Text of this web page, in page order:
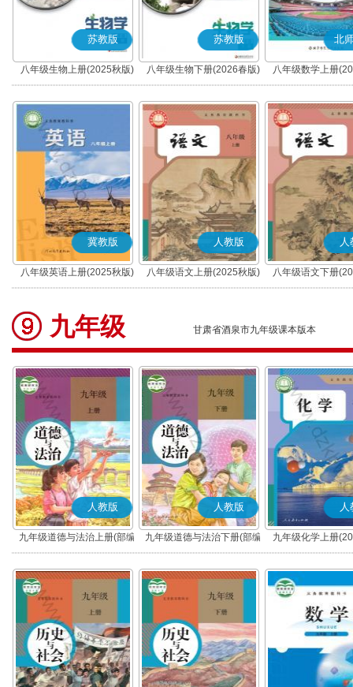
苏教版
八年级生物上册(2025秋版)
苏教版
八年级生物下册(2026春版)
北
八年级数学上册
冀教版
八年级英语上册(2025秋版)
人教版
八年级语文上册(2025秋版)
(部编版)
人
八年级语文下册
(部编版)
九年级 甘肃省酒泉市九年级课本版本
人教版
九年级道德与法治上册(部编
版)
人教版
九年级道德与法治下册(部编
版)
人
九年级化学上册